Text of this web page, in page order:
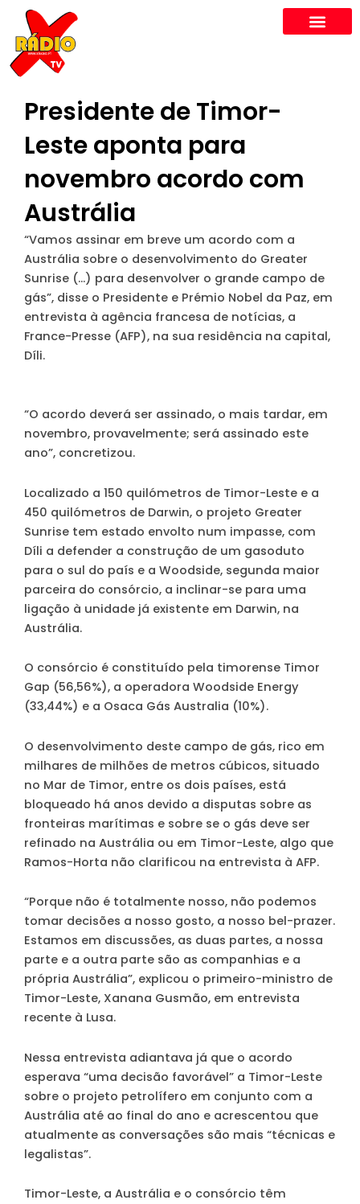
content
Presidente de Timor-
Leste aponta para
novembro acordo com
Austrália
“Vamos assinar em breve um acordo com a
Austrália sobre o desenvolvimento do Greater
Sunrise (…) para desenvolver o grande campo de
gás”, disse o Presidente e Prémio Nobel da Paz, em
entrevista à agência francesa de notícias, a
France-Presse (AFP), na sua residência na capital,
Díli.
“O acordo deverá ser assinado, o mais tardar, em
novembro, provavelmente; será assinado este
ano”, concretizou.
Localizado a 150 quilómetros de Timor-Leste e a
450 quilómetros de Darwin, o projeto Greater
Sunrise tem estado envolto num impasse, com
Díli a defender a construção de um gasoduto
para o sul do país e a Woodside, segunda maior
parceira do consórcio, a inclinar-se para uma
ligação à unidade já existente em Darwin, na
Austrália.
O consórcio é constituído pela timorense Timor
Gap (56,56%), a operadora Woodside Energy
(33,44%) e a Osaca Gás Australia (10%).
O desenvolvimento deste campo de gás, rico em
milhares de milhões de metros cúbicos, situado
no Mar de Timor, entre os dois países, está
bloqueado há anos devido a disputas sobre as
fronteiras marítimas e sobre se o gás deve ser
refinado na Austrália ou em Timor-Leste, algo que
Ramos-Horta não clarificou na entrevista à AFP.
“Porque não é totalmente nosso, não podemos
tomar decisões a nosso gosto, a nosso bel-prazer.
Estamos em discussões, as duas partes, a nossa
parte e a outra parte são as companhias e a
própria Austrália”, explicou o primeiro-ministro de
Timor-Leste, Xanana Gusmão, em entrevista
recente à Lusa.
Nessa entrevista adiantava já que o acordo
esperava “uma decisão favorável” a Timor-Leste
sobre o projeto petrolífero em conjunto com a
Austrália até ao final do ano e acrescentou que
atualmente as conversações são mais “técnicas e
legalistas”.
Timor-Leste, a Austrália e o consórcio têm